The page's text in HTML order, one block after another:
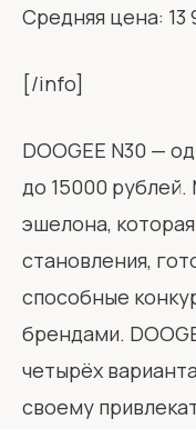
Средняя цена: 13
[/info]
DOOGEE N30 —
до 15000
эшелона,
становления,
способные
брендами.
четырёх
своему